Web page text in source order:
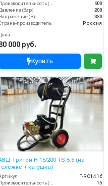
900
(бар)
200
Напряжение (В)
380
производитель
Россия
Цена
000 руб.
Купить
Тритон Н 15/200 TS 5.5 (на
+ катушка)
T-RC14.16
15